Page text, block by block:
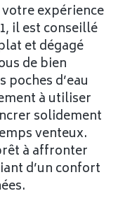
expérience
il est conseillé
et dégagé
de bien
d’eau
à utiliser
solidement
venteux.
à affronter
d’un confort